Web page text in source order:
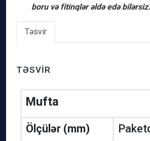
boru və fitinqlər əldə edə bilərsiz.
Təsvir
TƏSVIR
Мufta
Ölçülər (mm)